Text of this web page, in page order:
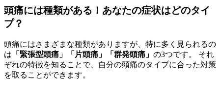
頭痛には種類がある！あなたの症状はどのタイ
プ？
頭痛にはさまざまな種類がありますが、特に多く見られるの
は 「緊張型頭痛」「片頭痛」「群発頭痛」 の3つです。 それ
ぞれの特徴を知ることで、自分の頭痛のタイプに合った対策
を取ることができます。